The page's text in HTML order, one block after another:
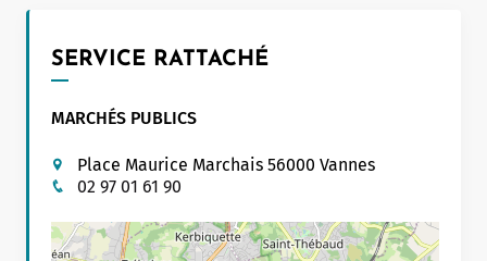
SERVICE RATTACHÉ
MARCHÉS PUBLICS
Place Maurice Marchais 56000 Vannes
02 97 01 61 90
Leaflet|©OpenStreetMapcontributors